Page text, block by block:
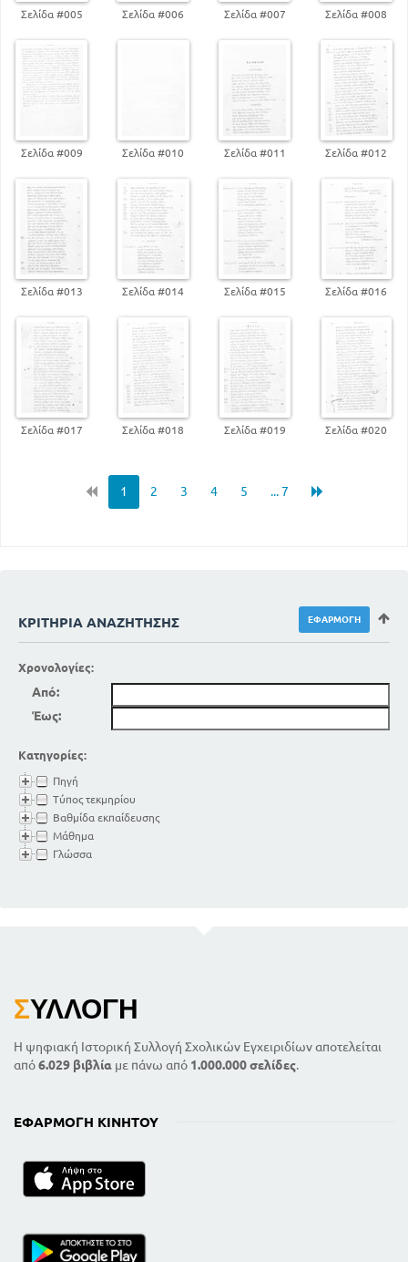
Σελίδα #005 Σελίδα #006 Σελίδα #007 Σελίδα #008
Σελίδα #009 Σελίδα #010 Σελίδα #011 Σελίδα #012
Σελίδα #013 Σελίδα #014 Σελίδα #015 Σελίδα #016
Σελίδα #017 Σελίδα #018 Σελίδα #019 Σελίδα #020
1 2 3 4 5 ... 7
ΚΡΙΤΉΡΙΑ ΑΝΑΖΉΤΗΣΗΣ
Χρονολογίες:
Από:
Έως:
Κατηγορίες:
Πηγή
Τύπος τεκμηρίου
Βαθμίδα εκπαίδευσης
Μάθημα
Γλώσσα
ΣΥΛΛΟΓΉ
Η ψηφιακή Ιστορική Συλλογή Σχολικών Εγχειριδίων αποτελείται
από6.029 βιβλία με πάνω από 1.000.000 σελίδες.
ΕΦΑΡΜΟΓΉ ΚΙΝΗΤΟΎ